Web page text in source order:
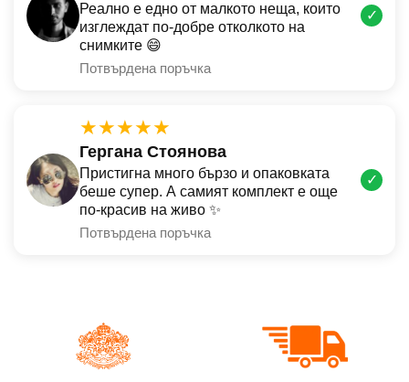
Реално е едно от малкото неща, които
изглеждат по-добре отколкото на
снимките 😄
Потвърдена поръчка
✓
★★★★★
Гергана Стоянова
Пристигна много бързо и опаковката
беше супер. А самият комплект е още
по-красив на живо ✨
Потвърдена поръчка
✓